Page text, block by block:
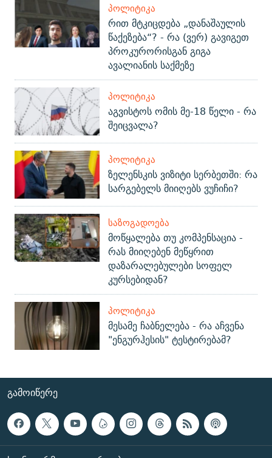
ᲞᲝᲚᲘᲢᲘᲙᲐ
რით მტკიცდება „დანაშაულის
წაქეზება“? - რა (ვერ) გავიგეთ
პროკურორისგან გიგა
ავალიანის საქმეზე
ᲞᲝᲚᲘᲢᲘᲙᲐ
აგვისტოს ომის მე-18 წელი - რა
შეიცვალა?
ᲞᲝᲚᲘᲢᲘᲙᲐ
ზელენსკის ვიზიტი სერბეთში: რა
სარგებელს მიიღებს ვუჩიჩი?
ᲡᲐᲖᲝᲒᲐᲓᲝᲔᲑᲐ
მოწყალება თუ კომპენსაცია -
რას მიიღებენ მეწყრით
დაზარალებულები სოფელ
კურსებიდან?
ᲞᲝᲚᲘᲢᲘᲙᲐ
მესამე ჩაბნელება - რა აჩვენა
"ენგურჰესის" ტესტირებამ?
ᲒᲐᲛᲝᲘᲬᲔᲠᲔ